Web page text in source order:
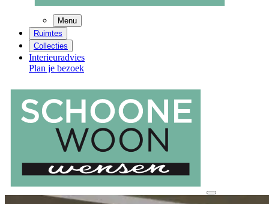
Menu
Ruimtes
Collecties
Interieuradvies
Plan je bezoek